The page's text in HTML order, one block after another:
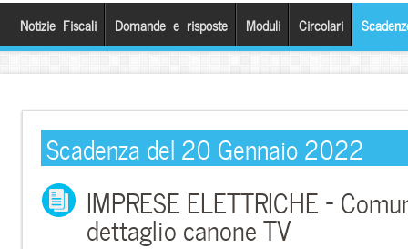
Notizie Fiscali Domande e risposte Moduli Circolari
Scadenza del 20 Gennaio 2022
IMPRESE ELETTRICHE –
dettaglio canone TV